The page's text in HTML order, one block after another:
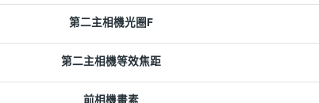
第二主相機光圈F
第二主相機等效焦距
前相機畫素